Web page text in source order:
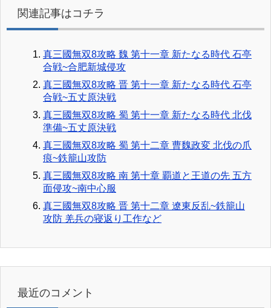
関連記事はコチラ
真三國無双8攻略 魏 第十一章 新たなる時代 石亭
合戦~合肥新城侵攻
真三國無双8攻略 晋 第十一章 新たなる時代 石亭
合戦~五丈原決戦
真三國無双8攻略 蜀 第十一章 新たなる時代 北伐
準備~五丈原決戦
真三國無双8攻略 蜀 第十二章 曹魏政変 北伐の爪
痕~鉄籠山攻防
真三國無双8攻略 南 第十章 覇道と王道の先 五方
面侵攻~南中心服
真三國無双8攻略 晋 第十二章 遼東反乱~鉄籠山
攻防 羌兵の寝返り工作など
最近のコメント